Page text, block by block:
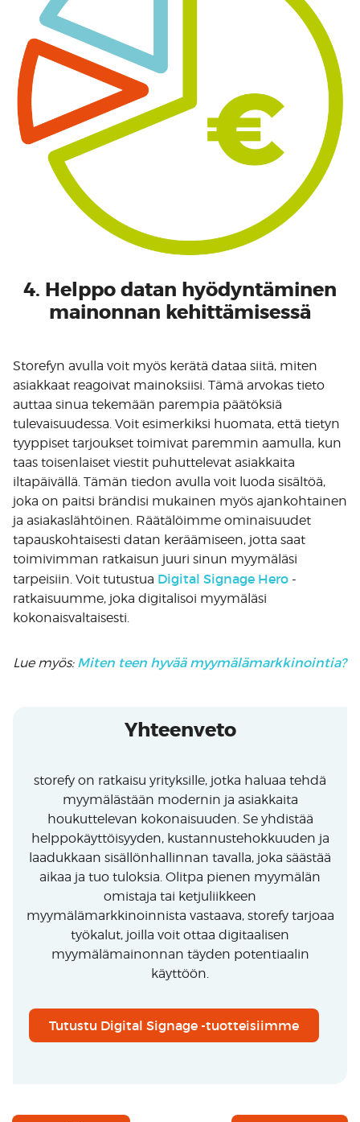
4. Helppo datan hyödyntäminen
mainonnan kehittämisessä
Storefyn avulla voit myös kerätä dataa siitä, miten
asiakkaat reagoivat mainoksiisi. Tämä arvokas tieto
auttaa sinua tekemään parempia päätöksiä
tulevaisuudessa. Voit esimerkiksi huomata, että tietyn
tyyppiset tarjoukset toimivat paremmin aamulla, kun
taas toisenlaiset viestit puhuttelevat asiakkaita
iltapäivällä. Tämän tiedon avulla voit luoda sisältöä,
joka on paitsi brändisi mukainen myös ajankohtainen
ja asiakaslähtöinen. Räätälöimme ominaisuudet
tapauskohtaisesti datan keräämiseen, jotta saat
toimivimman ratkaisun juuri sinun myymäläsi
tarpeisiin. Voit tutustua Digital Signage Hero -
ratkaisuumme, joka digitalisoi myymäläsi
kokonaisvaltaisesti.
Lue myös: Miten teen hyvää myymälämarkkinointia?
Yhteenveto
storefy on ratkaisu yrityksille, jotka haluaa tehdä
myymälästään modernin ja asiakkaita
houkuttelevan kokonaisuuden. Se yhdistää
helppokäyttöisyyden, kustannustehokkuuden ja
laadukkaan sisällönhallinnan tavalla, joka säästää
aikaa ja tuo tuloksia. Olitpa pienen myymälän
omistaja tai ketjuliikkeen
myymälämarkkinoinnista vastaava, storefy tarjoaa
työkalut, joilla voit ottaa digitaalisen
myymälämainonnan täyden potentiaalin
käyttöön.
Tutustu Digital Signage -tuotteisiimme